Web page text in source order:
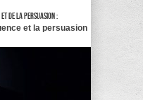
et de la persuasion :
et la persuasion